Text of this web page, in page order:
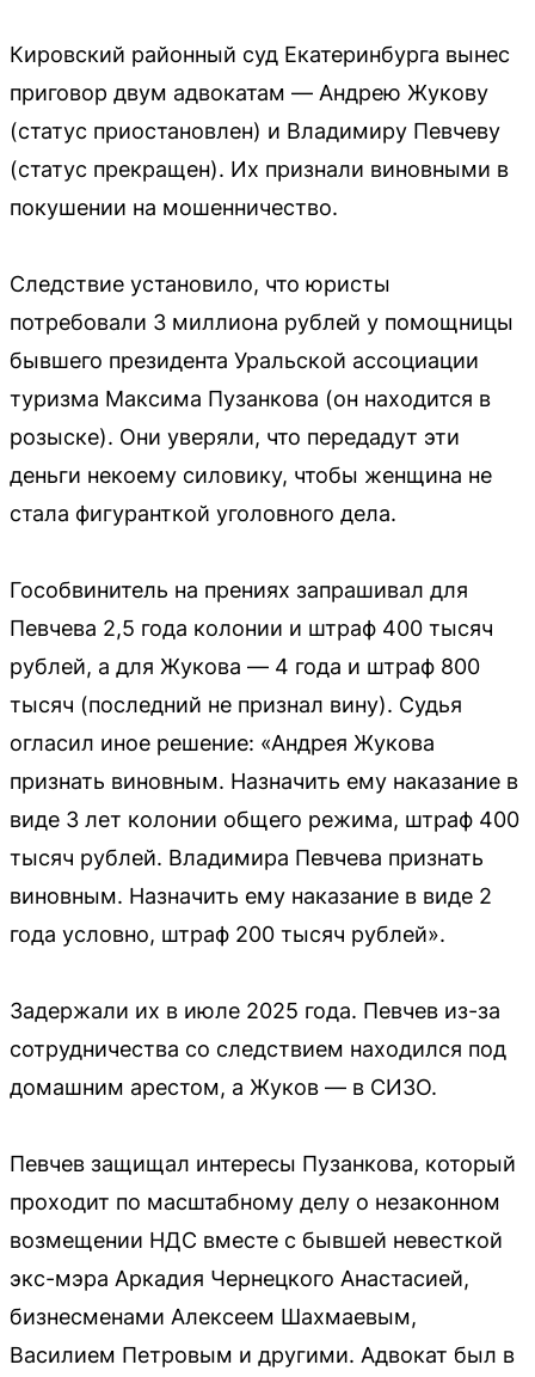
Кировский районный суд Екатеринбурга вынес
приговор двум адвокатам — Андрею Жукову
(статус приостановлен) и Владимиру Певчеву
(статус прекращен). Их признали виновными в
покушении на мошенничество.
Следствие установило, что юристы
потребовали 3 миллиона рублей у помощницы
бывшего президента Уральской ассоциации
туризма Максима Пузанкова (он находится в
розыске). Они уверяли, что передадут эти
деньги некоему силовику, чтобы женщина не
стала фигуранткой уголовного дела.
Гособвинитель на прениях запрашивал для
Певчева 2,5 года колонии и штраф 400 тысяч
рублей, а для Жукова — 4 года и штраф 800
тысяч (последний не признал вину). Судья
огласил иное решение: «Андрея Жукова
признать виновным. Назначить ему наказание в
виде 3 лет колонии общего режима, штраф 400
тысяч рублей. Владимира Певчева признать
виновным. Назначить ему наказание в виде 2
года условно, штраф 200 тысяч рублей».
Задержали их в июле 2025 года. Певчев из-за
сотрудничества со следствием находился под
домашним арестом, а Жуков — в СИЗО.
Певчев защищал интересы Пузанкова, который
проходит по масштабному делу о незаконном
возмещении НДС вместе с бывшей невесткой
экс-мэра Аркадия Чернецкого Анастасией,
бизнесменами Алексеем Шахмаевым,
Василием Петровым и другими. Адвокат был в